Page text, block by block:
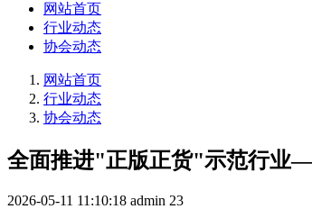
网站首页
行业动态
协会动态
网站首页
行业动态
协会动态
全面推进"正版正货"示范行业
2026-05-11 11:10:18 admin 23